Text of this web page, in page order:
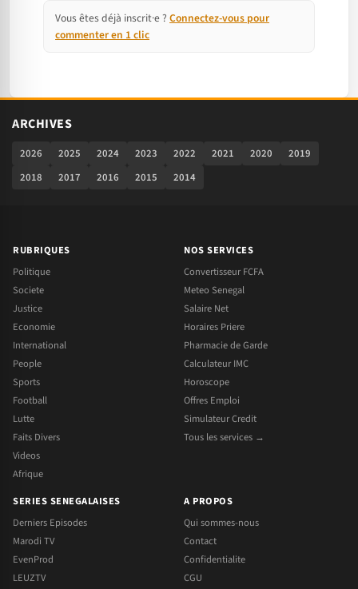
Vous êtes déjà inscrit·e ? Connectez-vous pour
commenter en 1 clic
ARCHIVES
2026 2025 2024 2023 2022 2021 2020
2019
2018
2017 2016 2015 2014
RUBRIQUES
Politique
Societe
Justice
Economie
International
People
Sports
Football
Lutte
Faits Divers
Videos
Afrique
NOS SERVICES
Convertisseur FCFA
Meteo Senegal
Salaire Net
Horaires Priere
Pharmacie de Garde
Calculateur IMC
Horoscope
Offres Emploi
Simulateur Credit
Tous les services →
SERIES SENEGALAISES
Derniers Episodes
Marodi TV
EvenProd
LEUZTV
A PROPOS
Qui sommes-nous
Contact
Confidentialite
CGU